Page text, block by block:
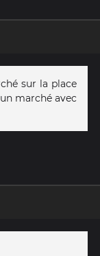
sur la place
marché avec